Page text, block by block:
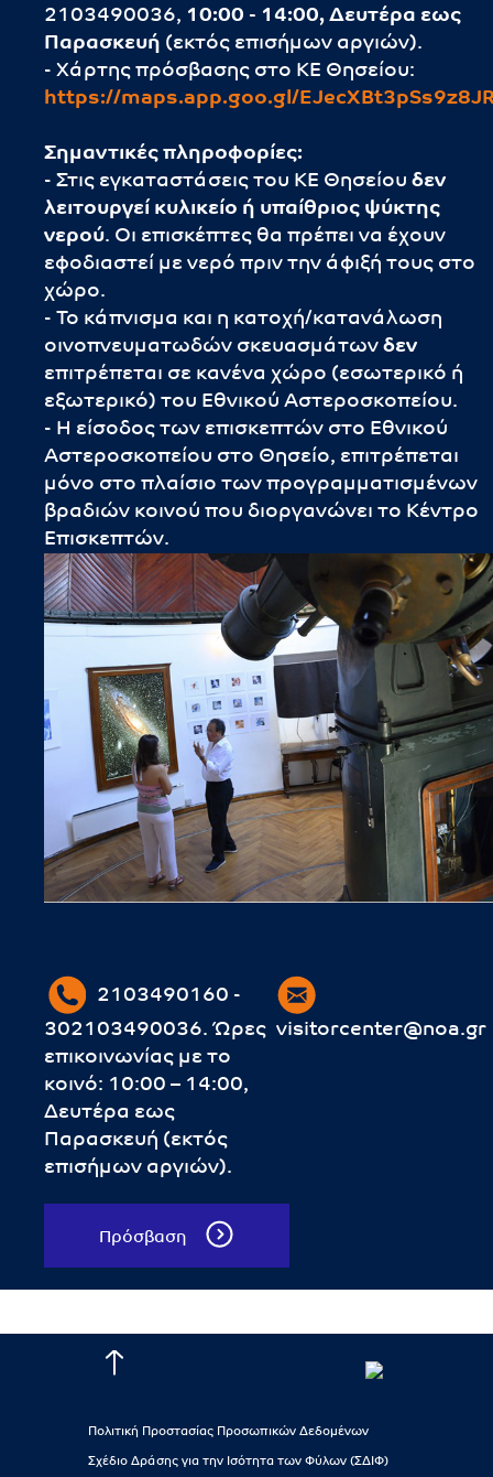
2103490036, 10:00 - 14:00, Δευτέρα εως
Παρασκευή (εκτός επισήμων αργιών).
- Χάρτης πρόσβασης στο ΚΕ Θησείου:
https://maps.app.goo.gl/
Σημαντικές πληροφορίες:
- Στις εγκαταστάσεις του ΚΕ Θησείου δεν
λειτουργεί κυλικείο ή υπαίθριος ψύκτης
νερού. Οι επισκέπτες θα πρέπει να έχουν
εφοδιαστεί με νερό πριν την άφιξή τους στο
χώρο.
- Το κάπνισμα και η κατοχή/κατανάλωση
οινοπνευματωδών σκευασμάτων δεν
επιτρέπεται σε κανένα χώρο (εσωτερικό ή
εξωτερικό) του Εθνικού Αστεροσκοπείου.
- Η είσοδος των επισκεπτών στο Εθνικού
Αστεροσκοπείου στο Θησείο, επιτρέπεται
μόνο στο πλαίσιο των προγραμματισμένων
βραδιών κοινού που διοργανώνει το Κέντρο
Επισκεπτών.
2103490160 -
302103490036. Ώρες
επικοινωνίας με το
κοινό: 10:00 – 14:00,
Δευτέρα εως
Παρασκευή (εκτός
επισήμων αργιών).
visitorcenter@noa.gr
Πρόσβαση
Πολιτική Προστασίας Προσωπικών Δεδομένων
Σχέδιο Δράσης για την Ισότητα των Φύλων (ΣΔΙΦ)